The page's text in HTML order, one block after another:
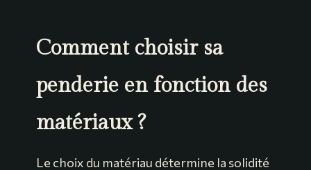
Comment choisir sa
penderie en fonction des
matériaux ?
Le choix du matériau détermine la solidité